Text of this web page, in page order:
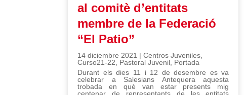
al comitè d’entitats
membre de la Federació
“El Patio”
14 diciembre 2021 |Centros Juveniles
Curso21-22
Pastoral Juvenil Portada
Durant els dies 11 i 12 de desembre es va
celebrar a Salesians Antequera aquesta
trobada en què van estar presents mig
centenar de representants de les entitats